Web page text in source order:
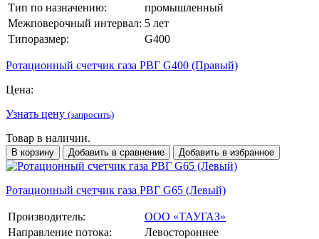
Тип по назначению:
промышленный
Межповерочный интервал: 5 лет
Типоразмер:
G400
Ротационный счетчик газа РВГ G400 (Правый)
Цена:
Узнать цену (запросить)
Товар в наличии.
В корзину Добавить в сравнение Добавить в избранное
Ротационный счетчик газа РВГ G65 (Левый)
Производитель:
ООО «ТАУГАЗ»
Направление потока:
Левостороннее